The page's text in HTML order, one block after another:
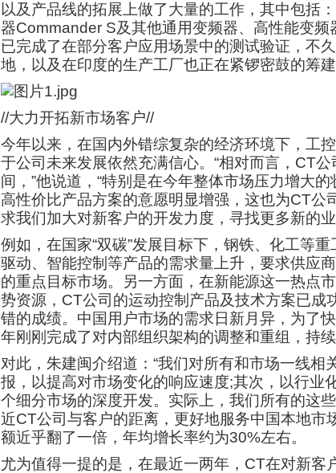
以及产品线的拓展上做了大量的工作，其中包括
器Commander S及其他通用变频器、高性能变
已完成了在部分客户应用场景中的测试验证，不
地，以及在印度的生产工厂也正在紧锣密鼓的筹建
//大力开拓新市场客户//
今年以来，在国内外错综复杂的经济环境下，工
于公司未来发展依然充满信心。“相对而言，CT
间，”他说道，“特别是在今年整体市场压力增大
高性价比产品方案的意愿明显增强，这也为CT
求我们加大对新客户的开发力度，寻找更多新的
例如，在国家“双碳”发展目标下，钢铁、化工等
驱动、智能控制等产品的需求量上升，要求供应
的重点目标市场。另一方面，在新能源这一热点
势资源，CT公司的运动控制产品及技术方案已
错的成绩。中国用户市场的需求日新月异，为了
年刚刚完成了对内部组织架构的调整和重组，持
对此，朱建闽介绍道：“我们对所有和市场一线
报，以提高对市场变化的响应速度;其次，以行业
个细分市场的深度开发。实际上，我们所有的这
近CT公司与客户的距离，更好地服务中国本地市
额近乎翻了一倍，年均增长率约为30%左右。
尤为值得一提的是，在最近一两年，CT在对新